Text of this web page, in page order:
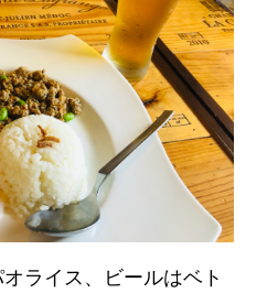
ライス、ビールはベト